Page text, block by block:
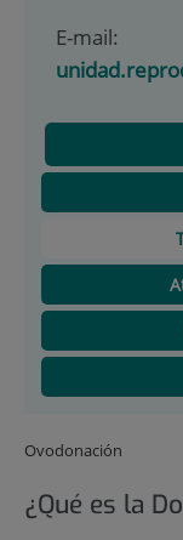
E-mail:
Ovodonación
¿Qué es la